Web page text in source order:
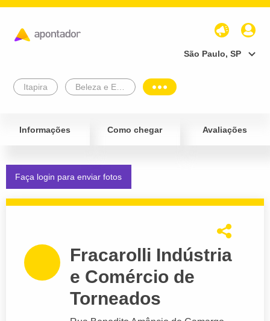
São Paulo, SP
Itapira
Informações Como chegar Avaliações
Faça login para enviar fotos
Fracarolli Indústria
e Comércio de
Torneados